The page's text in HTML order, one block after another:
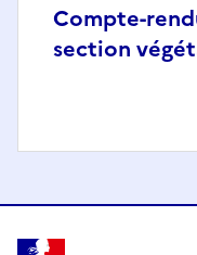
Compte-
section